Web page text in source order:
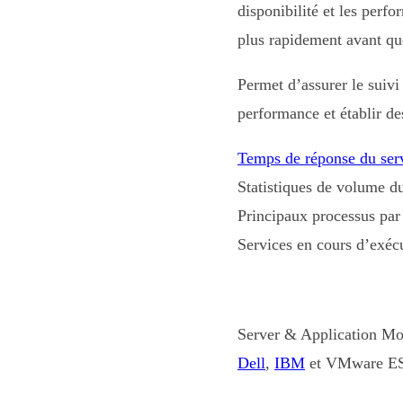
disponibilité et les
plus rapidement avant
Permet d’assurer le
performance et établir
Temps de réponse du
Statistiques de volume
Principaux processus
Services en cours
Server & Application
Dell, IBM et VMware